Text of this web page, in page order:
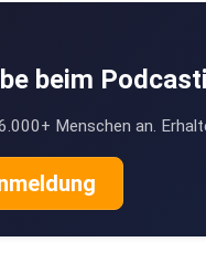
beim
Menschen an.